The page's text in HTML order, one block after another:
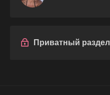
Приватный раздел